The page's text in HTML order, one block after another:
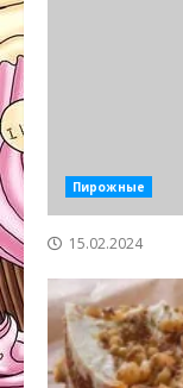
Пирожные
15.02.2024